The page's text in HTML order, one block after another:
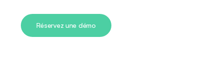
Réservez une démo